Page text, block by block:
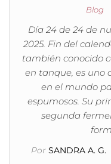
Blog
Día 24 de 24 de
2025. Fin del
también conocido
en tanque, es uno
en el mundo
espumosos. Su
segunda
Por SANDRA A. G.